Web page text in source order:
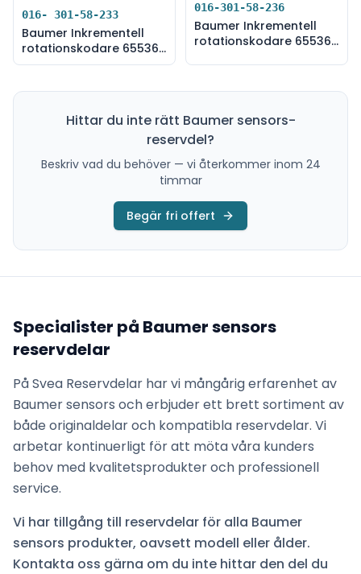
016- 301-58-233
Baumer Inkrementell
rotationskodare 65536
(EIL580P-
016-301-58-236
Baumer Inkrementell
rotationskodare 65536
Hittar du inte rätt Baumer sensors-
reservdel?
Beskriv vad du behöver — vi återkommer inom 24
timmar
Begär fri offert
Specialister på Baumer sensors
reservdelar
På Svea Reservdelar har vi mångårig erfarenhet av
Baumer sensors och erbjuder ett brett sortiment av
både originaldelar och kompatibla reservdelar. Vi
arbetar kontinuerligt för att möta våra kunders
behov med kvalitetsprodukter och professionell
service.
Vi har tillgång till reservdelar för alla Baumer
sensors produkter, oavsett modell eller ålder.
Kontakta oss gärna om du inte hittar den del du